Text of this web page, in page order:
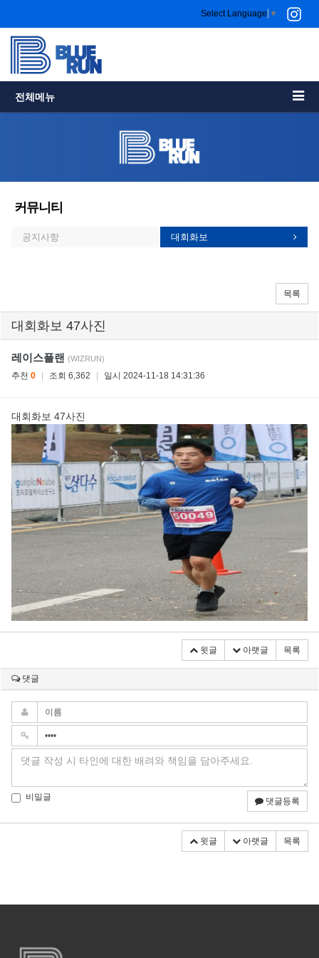
Select Language ▼
전체메뉴
커뮤니티
공지사항 대회화보
목록
대회화보 47사진
레이스플랜 (WIZRUN)
추천 0 | 조회 6,362 | 일시 2024-11-18 14:31:36
대회화보 47사진
윗글 아랫글 목록
댓글
비밀글 댓글등록
윗글 아랫글 목록